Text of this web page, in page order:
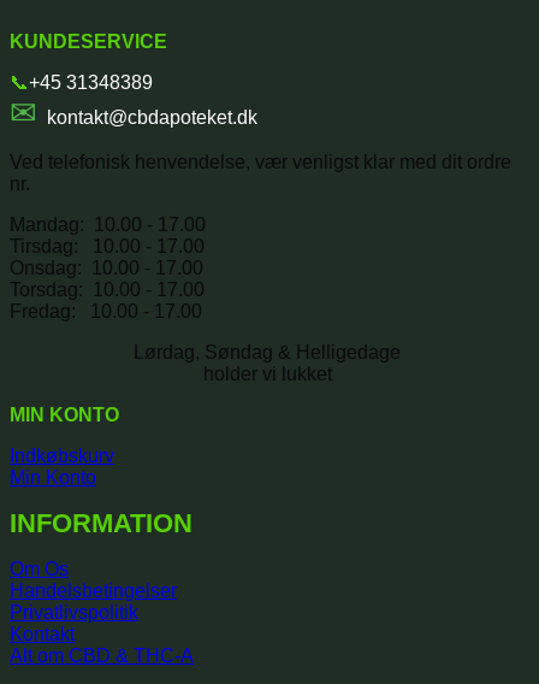
KUNDESERVICE
📞+45 31348389
✉ kontakt@cbdapoteket.dk
Ved telefonisk henvendelse, vær venligst klar med dit ordre
nr.
Mandag: 10.00 - 17.00
Tirsdag: 10.00 - 17.00
Onsdag: 10.00 - 17.00
Torsdag: 10.00 - 17.00
Fredag: 10.00 - 17.00
Lørdag, Søndag & Helligedage
holder vi lukket
MIN KONTO
Indkøbskurv
Min Konto
INFORMATION
Om Os
Handelsbetingelser
Privatlivspolitik
Kontakt
Alt om CBD & THC-A